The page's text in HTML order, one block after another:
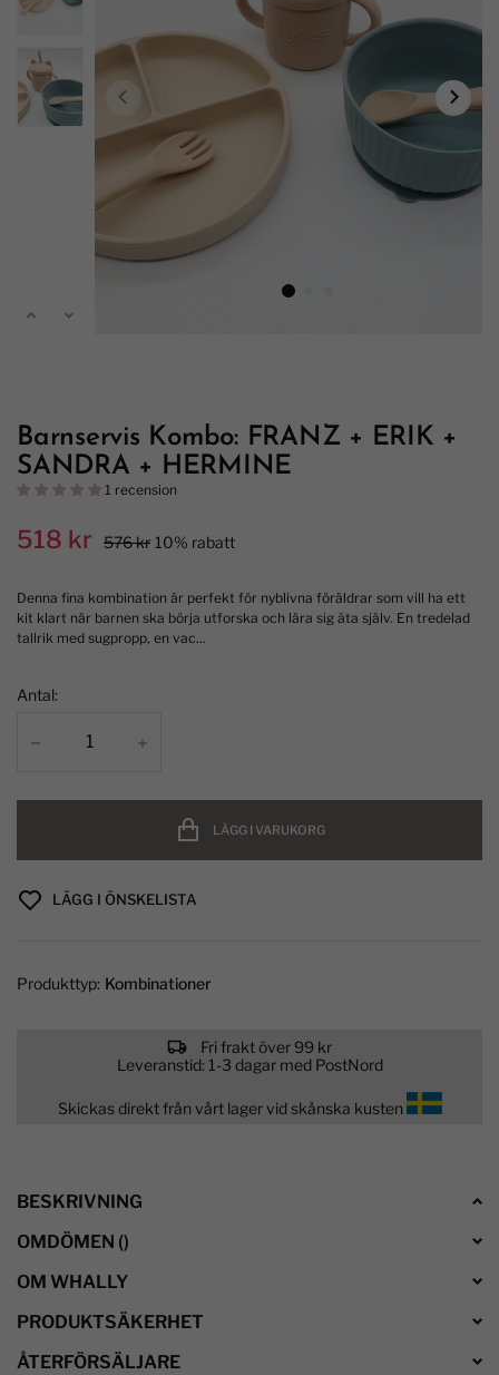
Barnservis Kombo: FRANZ + ERIK +
SANDRA + HERMINE
1 recension
518 kr 576 kr 10% rabatt
Denna fina kombination är perfekt för nyblivna föräldrar som vill ha ett
kit klart när barnen ska börja utforska och lära sig äta själv. En tredelad
tallrik med sugpropp, en vac...
Antal:
LÄGG I VARUKORG
LÄGG I ÖNSKELISTA
Produkttyp: Kombinationer
Fri frakt över 99 kr
Leveranstid: 1-3 dagar med PostNord
Skickas direkt från vårt lager vid skånska kusten
BESKRIVNING
OMDÖMEN ()
OM WHALLY
PRODUKTSÄKERHET
ÅTERFÖRSÄLJARE